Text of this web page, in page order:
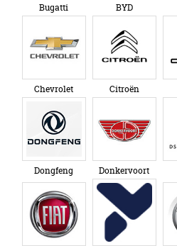
Bugatti BYD
Chevrolet Citroën
Dongfeng Donkervoort